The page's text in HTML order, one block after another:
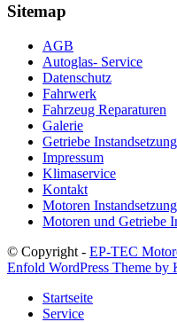
Sitemap
AGB
Autoglas- Service
Datenschutz
Fahrwerk
Fahrzeug Reparaturen
Galerie
Getriebe Instandsetzung
Impressum
Klimaservice
Kontakt
Motoren Instandsetzung
Motoren und Getriebe
© Copyright - EP-TEC
Enfold WordPress Theme by
Startseite
Service